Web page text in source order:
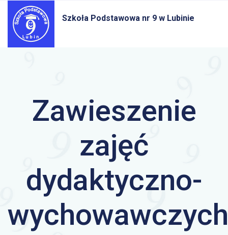
Szkoła Podstawowa nr 9 w Lubinie
Zawieszenie
zajęć
dydaktyczno-
wychowawczych